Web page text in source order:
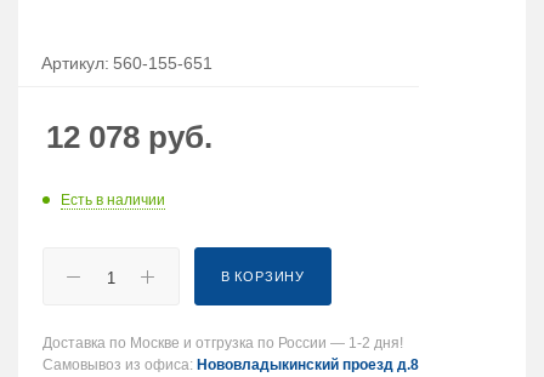
Артикул: 560-155-651
12 078 руб.
Есть в наличии
В КОРЗИНУ
Доставка по Москве и отгрузка по России — 1-2 дня!
Самовывоз из офиса: Нововладыкинский проезд д.8